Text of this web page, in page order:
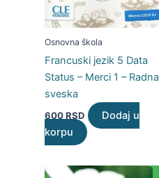
Osnovna škola
Francuski jezik 5 Data
Status – Merci 1 – Radna
sveska
600RSD
Dodaj u
korpu